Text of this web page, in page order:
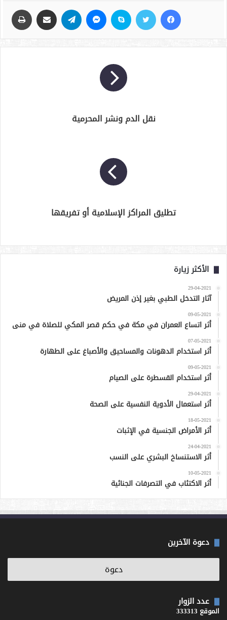
نقل الدم ونشر المحرمية
تطليق المراكز الإسلامية أو تفريقها
الأكثر زيارة
29-04-2021
آثار التدخل الطبي بغير إذن المريض
09-05-2021
أثر اتساع العمران في مكة في حكم قصر المكي للصلاة في منى
07-05-2021
أثر استخدام الدهونات والمساحيق والأصباغ على الطهارة
09-05-2021
أثر استخدام القسطرة على الصيام
29-04-2021
أثر استعمال الأدوية النفسية على الصحة
18-05-2021
أثر الأمراض الجنسية في الإثبات
24-04-2021
أثر الاستنساخ البشري على النسب
10-05-2021
أثر الاكتئاب في التصرفات الجنائية
دعوة الآخرين
عدد الزوار
الموقع 333313